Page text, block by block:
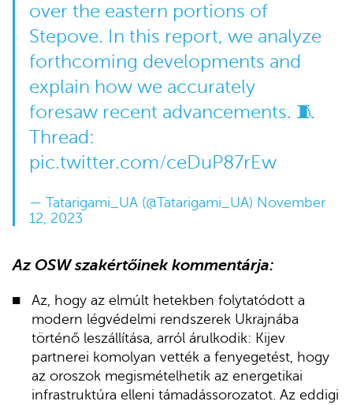
over the eastern portions of
Stepove. In this report, we analyze
forthcoming developments and
explain how we accurately
foresaw recent advancements. 🧵
Thread:
pic.twitter.com/ceDuP87rEw
— Tatarigami_UA (@Tatarigami_UA) November
12, 2023
Az OSW szakértőinek kommentárja:
Az, hogy az elmúlt hetekben folytatódott a
modern légvédelmi rendszerek Ukrajnába
történő leszállítása, arról árulkodik: Kijev
partnerei komolyan vették a fenyegetést, hogy
az oroszok megismételhetik az energetikai
infrastruktúra elleni támadássorozatot. Az eddigi